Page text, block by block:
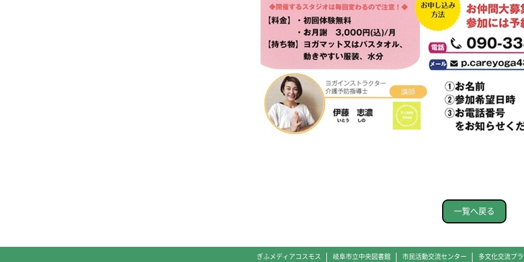
一覧へ戻る
ぎふメディアコスモス 岐阜市立中央図書館 市民活動交流センター 多文化交流プ